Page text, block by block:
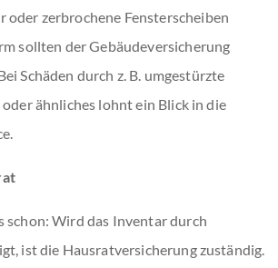
oder zerbrochene Fensterscheiben
sollten der Gebäudeversicherung
Schäden durch z. B. umgestürzte
oder ähnliches lohnt ein Blick in die
schon: Wird das Inventar durch
ist die Hausratversicherung zuständig.